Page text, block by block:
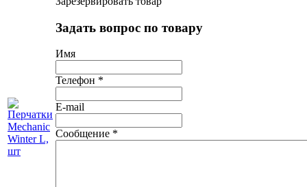
Задать вопрос по товару
Имя
Телефон *
E-mail
Сообщение *